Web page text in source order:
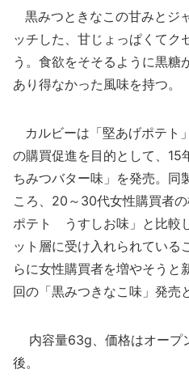
黒みつときなこの甘みとジ
ッチした、甘じょっぱくてク
う。食欲をそそるように黒糖
あり得なかった風味を持つ。
カルビーは「堅あげポテト
の購買促進を目的として、
ちみつバター味」を発売。同
ころ、20～30代女性購買者
ポテト うすしお味」と比較
ット層に受け入れられている
らに女性購買者を増やそうと
回の「黒みつきなこ味」発売
内容量63g、価格はオープ
後。